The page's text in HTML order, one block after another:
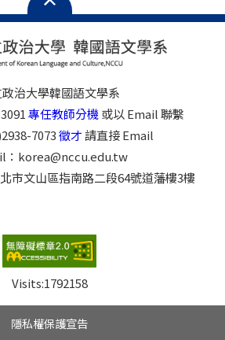
治大學韓國語文學系
專任教師分機或以 Email 聯繫
7073徵才請直接 Email
：korea@nccu.edu.tw
市文山區指南路二段64號道藩樓3樓
Visits:1792158
隱私權保護宣告